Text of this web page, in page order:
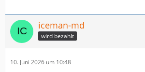
iceman-md
wird bezahlt
10. Juni 2026 um 10:48